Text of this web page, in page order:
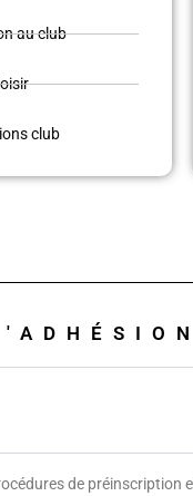
au club
club
de